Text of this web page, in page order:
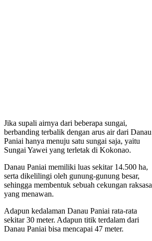
Jika supali airnya dari beberapa sungai,
berbanding terbalik dengan arus air dari Danau
Paniai hanya menuju satu sungai saja, yaitu
Sungai Yawei yang terletak di Kokonao.
Danau Paniai memiliki luas sekitar 14.500 ha,
serta dikelilingi oleh gunung-gunung besar,
sehingga membentuk sebuah cekungan raksasa
yang menawan.
Adapun kedalaman Danau Paniai rata-rata
sekitar 30 meter. Adapun titik terdalam dari
Danau Paniai bisa mencapai 47 meter.